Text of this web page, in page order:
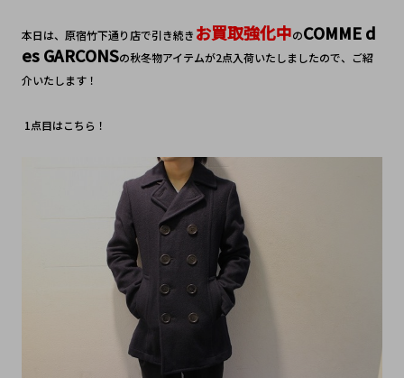
本日は、原宿竹下通り店で引き続き お買取強化中のCOMME d
es GARCONSの秋冬物アイテムが2点入荷いたしましたので、ご紹
介いたします！
1点目はこちら！